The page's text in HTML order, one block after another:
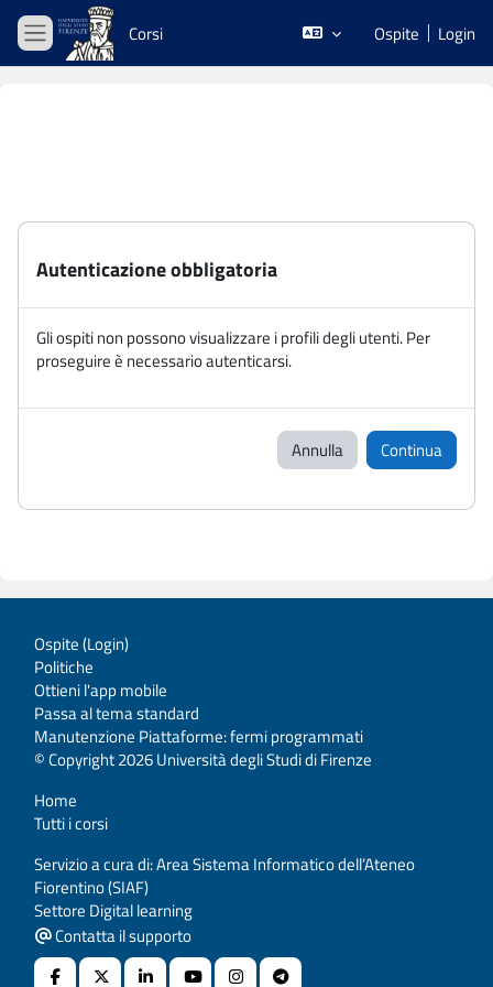
Vai al contenuto principale
Pannello laterale
Corsi Ospite Login
Autenticazione obbligatoria
Gli ospiti non possono visualizzare i profili degli utenti. Per
proseguire è necessario autenticarsi.
Annulla Continua
Ospite (Login)
Politiche
Ottieni l'app mobile
Passa al tema standard
Manutenzione Piattaforme: fermi programmati
© Copyright 2026 Università degli Studi di Firenze
Home
Tutti i corsi
Servizio a cura di: Area Sistema Informatico dell’Ateneo
Fiorentino (SIAF)
Settore Digital learning
Contatta il supporto